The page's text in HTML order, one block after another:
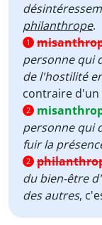
philanthrope.
1
personne qui
de l'hostilité
contraire d'un
2
personne qui
fuir la
2
du bien-être
des autres,